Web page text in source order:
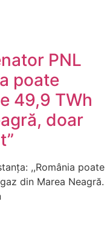
PNL
poate
49,9 TWh
doar
,,România poate
din Marea Neagră.